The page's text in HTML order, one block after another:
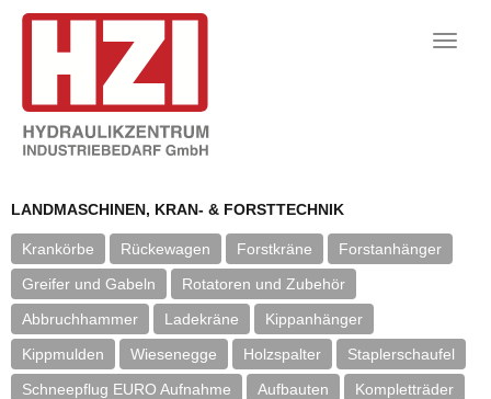
Toggle
LANDMASCHINEN, KRAN- & FORSTTECHNIK
Krankörbe Rückewagen Forstkräne
Forstanhänger
Greifer und Gabeln
Rotatoren und Zubehör
Abbruchhammer
Ladekräne
Kippanhänger
Kippmulden
Wiesenegge Holzspalter
Staplerschaufel
Schneepflug EURO Aufnahme
Aufbauten Kompletträder